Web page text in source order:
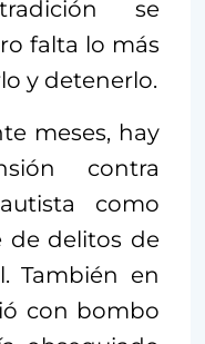
se
falta lo más
y detenerlo.
meses, hay
contra
como
de delitos de
También en
con bombo